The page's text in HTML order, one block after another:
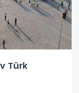
Türk